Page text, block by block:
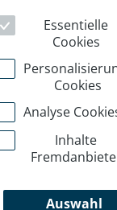
Wandern/
Rad
Essentielle
Cookies
Cookies
Analyse
Inhalte
Auswahl